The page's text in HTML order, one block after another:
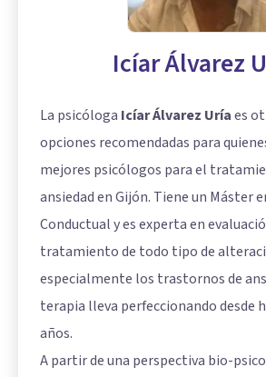
Icíar Álvarez
La psicóloga Icíar Álvarez Uríaes
opciones recomendadas para
mejores psicólogos para el
ansiedad en Gijón. Tiene un Máster
Conductual y es experta en
tratamiento de todo tipo de
especialmente los trastornos de
terapia lleva perfeccionando desde
años.
A partir de una perspectiva bio-